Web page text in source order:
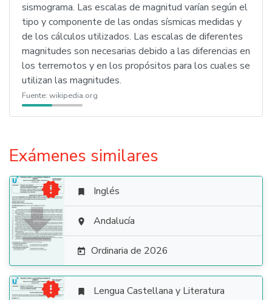
sismograma. Las escalas de magnitud varían según el
tipo y componente de las ondas sísmicas medidas y
de los cálculos utilizados. Las escalas de diferentes
magnitudes son necesarias debido a las diferencias en
los terremotos y en los propósitos para los cuales se
utilizan las magnitudes.
Fuente: wikipedia.org
Exámenes similares

  Inglés
 Andalucía
 Ordinaria de 2026
  Lengua Castellana y Literatura